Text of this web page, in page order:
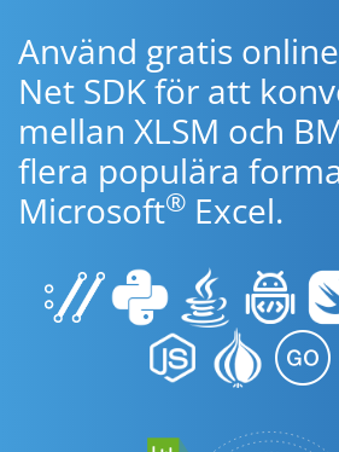
Använd gratis
Net SDK för att
mellan XLSM och
flera populära
Microsoft® Excel.